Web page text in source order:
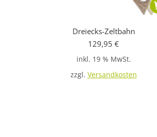
Dreiecks-Zeltbahn
129,95 €
inkl. 19 % MwSt.
zzgl. Versandkosten